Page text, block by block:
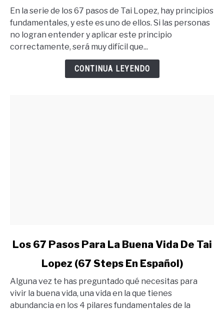
Tener
Lo
Que
Quieres
En la serie de los 67 pasos de Tai Lopez, hay principios
fundamentales, y este es uno de ellos. Si las personas
no logran entender y aplicar este principio
correctamente, será muy difícil que...
CONTINUA LEYENDO
link
67
Pasos
Para
Los 67 Pasos Para La Buena Vida De Tai
Lopez (67 Steps En Español)
Alguna vez te has preguntado qué necesitas para
vivir la buena vida, una vida en la que tienes
abundancia en los 4 pilares fundamentales de la